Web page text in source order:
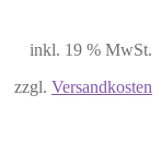
inkl. 19 % MwSt.
zzgl. Versandkosten